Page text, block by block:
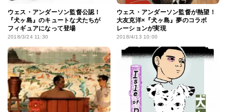
ウェス・アンダーソン監督公認！
『犬ヶ島』のキュートな犬たちが
フィギュアになって登場
2018/3/24 11:30
ウェス・アンダーソン監督が熱望！
大友克洋×『犬ヶ島』夢のコラボ
レーションが実現
2018/4/13 10:00